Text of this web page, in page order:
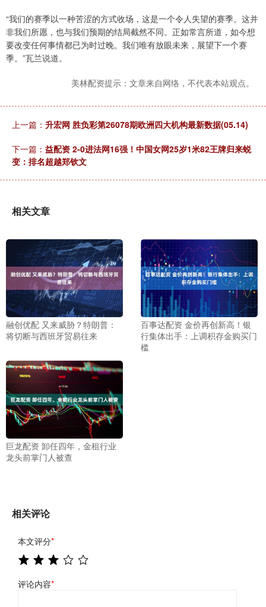
“我们的赛季以一种苦涩的方式收场，这是一个令人失望的赛季。这并
非我们所愿，也与我们预期的结局截然不同。正如常言所道，如今想
要改变任何事情都已为时过晚。我们唯有放眼未来，展望下一个赛
季。”瓦兰说道。
美林配资提示：文章来自网络，不代表本站观点。
上一篇： 升宏网 胜负彩第26078期欧洲四大机构最新数据(05.14)
下一篇： 益配资 2-0进法网16强！中国女网25岁1米82王牌归来蜕
变：排名超越郑钦文
相关文章
融创优配 又来威胁？特朗普：
将切断与西班牙贸易往来
百事达配资 金价再创新高！银
行集体出手：上调积存金购买门
槛
巨龙配资 卸任四年，金租行业
龙头前掌门人被查
相关评论
本文评分*
评论内容*